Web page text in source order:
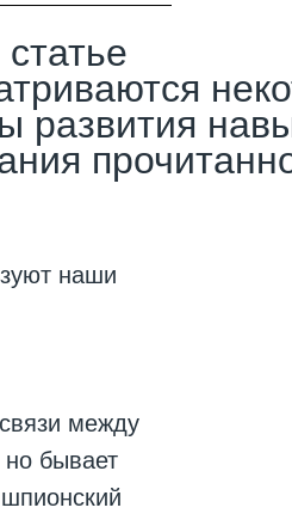
развития
наши
между
бывает